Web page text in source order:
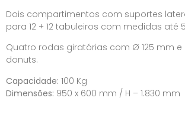
Dois compartimentos com suportes
para 12 + 12 tabuleiros com medidas até
Quatro rodas giratórias com Ø 125 mm
donuts.
Capacidade: 100 Kg
Dimensões: 950 x 600 mm / H – 1.830 mm